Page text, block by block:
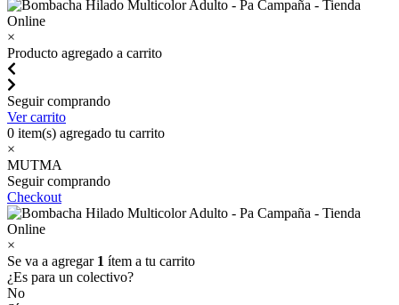
×
Producto agregado a carrito
Seguir comprando
Ver carrito
0 item(s) agregado tu carrito
×
MUTMA
Seguir comprando
Checkout
×
Se va a agregar 1 ítem a tu carrito
¿Es para un colectivo?
No